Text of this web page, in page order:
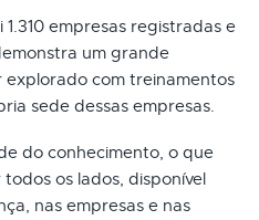
1.310 empresas registradas e
um grande
com treinamentos
sede dessas empresas.
do conhecimento, o que
os lados, disponível
nas empresas e nas